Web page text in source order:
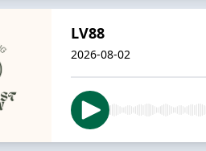
LV88
2026-08-02